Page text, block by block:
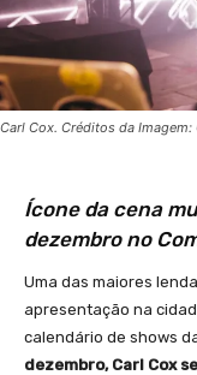
Carl Cox. Créditos da Imagem:
Ícone da cena
dezembro no
Uma das maiores
apresentação na
calendário de shows
dezembro, Carl Cox